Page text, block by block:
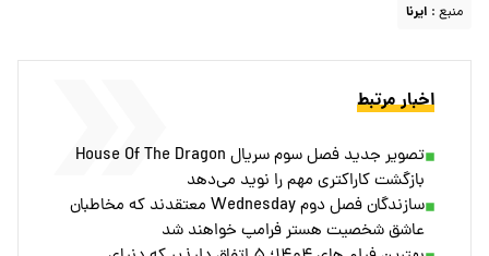
منبع : ایرنا
اخبار مرتبط
تصویر جدید فصل سوم سریال House Of The Dragon
بازگشت کاراکتری مهم را نوید می‎‌دهد
سازندگان فصل دوم Wednesday معتقدند که مخاطبان
عاشق شخصیت هستر فرامپ خواهند شد